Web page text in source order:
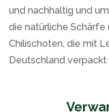
und nachhaltig und
die natürliche Schärfe
Chilischoten, die mit
Deutschland verpackt